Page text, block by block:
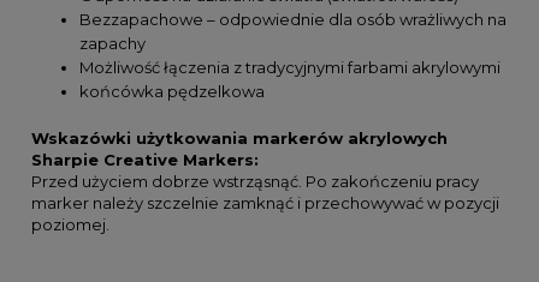
Bezzapachowe – odpowiednie dla osób wrażliwych na
zapachy
Możliwość łączenia z tradycyjnymi farbami akrylowymi
końcówka pędzelkowa
Wskazówki użytkowania markerów akrylowych
Sharpie Creative Markers:
Przed użyciem dobrze wstrząsnąć. Po zakończeniu pracy
marker należy szczelnie zamknąć i przechowywać w pozycji
poziomej.